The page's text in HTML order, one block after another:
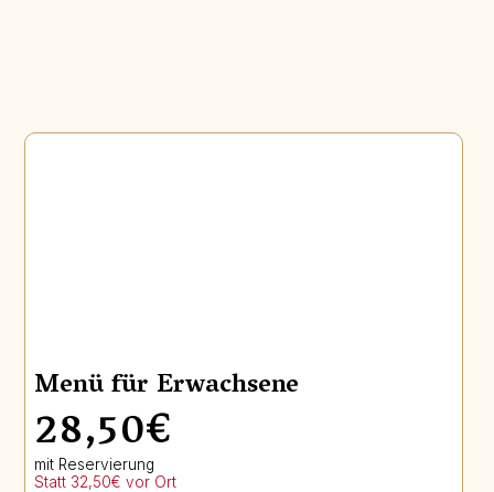
Menü für Erwachsene
28,50€
mit Reservierung
Statt 32,50€ vor Ort